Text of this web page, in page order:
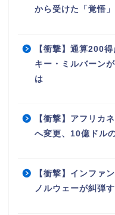
から受けた「覚悟
【衝撃】通算200
キー・ミルバーン
は
【衝撃】アフリカ
へ変更、10億ドル
【衝撃】インファ
ノルウェーが糾弾